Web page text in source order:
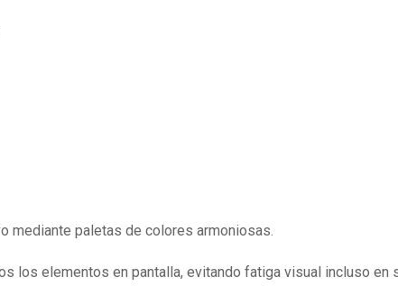
mediante paletas de colores armoniosas.
los elementos en pantalla, evitando fatiga visual incluso en